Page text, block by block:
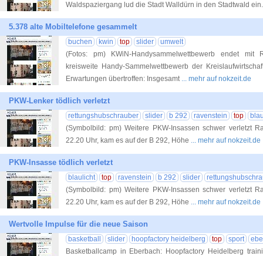
Waldspaziergang lud die Stadt Walldürn in den Stadtwald
5.378 alte Mobiltelefone gesammelt
buchen kwin top slider
umwelt
(Fotos: pm) KWiN-Handysammelwettbewerb endet mit
kreisweite Handy-Sammelwettbewerb der
Erwartungen übertroffen: Insgesamt ... mehr auf nokzeit.de
PKW-Lenker tödlich verletzt
rettungshubschrauber slider b 292 ravenstein top
(Symbolbild: pm) Weitere PKW-Insassen schwer verletzt
22.20 Uhr, kam es auf der B 292, Höhe ... mehr auf nokzeit.de
PKW-Insasse tödlich verletzt
blaulicht top ravenstein b 292 slider
(Symbolbild: pm) Weitere PKW-Insassen schwer verletzt
22.20 Uhr, kam es auf der B 292, Höhe ... mehr auf nokzeit.de
Wertvolle Impulse für die neue Saison
basketball slider hoopfactory heidelberg top sport
Basketballcamp in Eberbach: Hoopfactory Heidelberg